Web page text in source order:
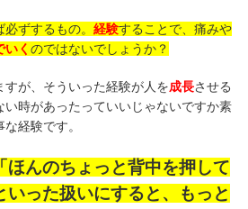
ずするもの。 経験することで、痛みや
いく のではないでしょうか？
が、そういった経験が人を成長させる
い時があったっていいじゃないですか素
経験です。
ほんのちょっと背中を押して
いった扱いにすると、もっと